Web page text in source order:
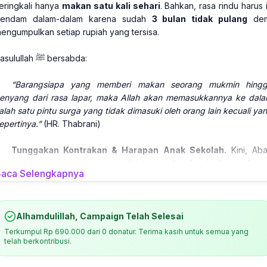
hanya makan satu kali sehari. Bahkan, rasa rindu harus
dalam-dalam karena sudah 3 bulan tidak pulang
setiap rupiah yang tersisa.
Rasulullah ﷺ bersabda:
“Barangsiapa yang memberi makan seorang mukmin
dari rasa lapar, maka Allah akan memasukkannya ke
satu pintu surga yang tidak dimasuki oleh orang lain kecuali
(HR. Thabrani)
Tunggakan Kontrakan & Harapan Anak Sekolah. Kini,
ribu rupiah. Jika tak segera dibayar, Abah terancam kehilangan
anaknya yang duduk di bangku kelas 3 SMA. Bagi Abah,
ia menahan lapar dan lelah, asalkan pendidikan sang anak tidak
terputus di tengah jalan. Ia adalah cerminan nyata dari perjuangan
seorang ayah yang mulia.
Selengkapnya
Alhamdulillah, Campaign Telah Selesai
Terkumpul Rp 690.000 dari 0 donatur. Terima kasih untuk semua yang
telah berkontribusi.